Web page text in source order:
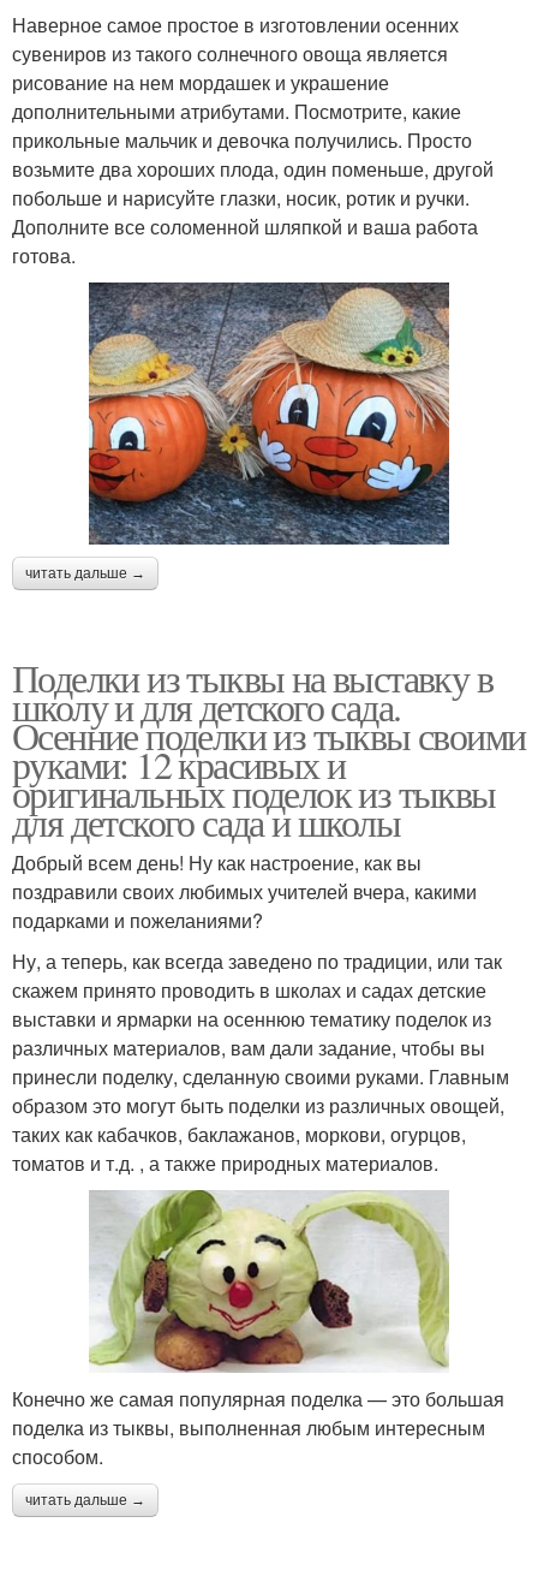
Наверное самое простое в изготовлении осенних
сувениров из такого солнечного овоща является
рисование на нем мордашек и украшение
дополнительными атрибутами. Посмотрите, какие
прикольные мальчик и девочка получились. Просто
возьмите два хороших плода, один поменьше, другой
побольше и нарисуйте глазки, носик, ротик и ручки.
Дополните все соломенной шляпкой и ваша работа
готова.
читать дальше →
Поделки из тыквы на выставку в
школу и для детского сада.
Осенние поделки из тыквы своими
руками: 12 красивых и
оригинальных поделок из тыквы
для детского сада и школы
Добрый всем день! Ну как настроение, как вы
поздравили своих любимых учителей вчера, какими
подарками и пожеланиями?
Ну, а теперь, как всегда заведено по традиции, или так
скажем принято проводить в школах и садах детские
выставки и ярмарки на осеннюю тематику поделок из
различных материалов, вам дали задание, чтобы вы
принесли поделку, сделанную своими руками. Главным
образом это могут быть поделки из различных овощей,
таких как кабачков, баклажанов, моркови, огурцов,
томатов и т.д. , а также природных материалов.
Конечно же самая популярная поделка — это большая
поделка из тыквы, выполненная любым интересным
способом.
читать дальше →